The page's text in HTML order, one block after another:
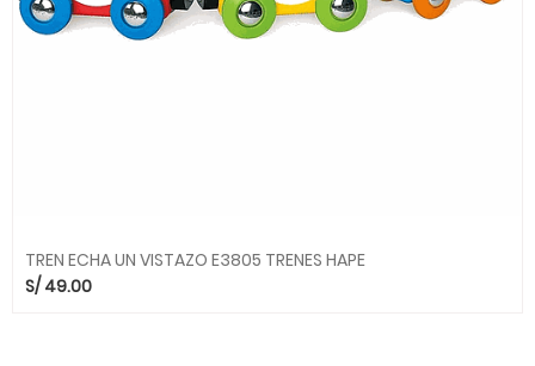
TREN ECHA UN VISTAZO E3805 TRENES HAPE
S/49.00